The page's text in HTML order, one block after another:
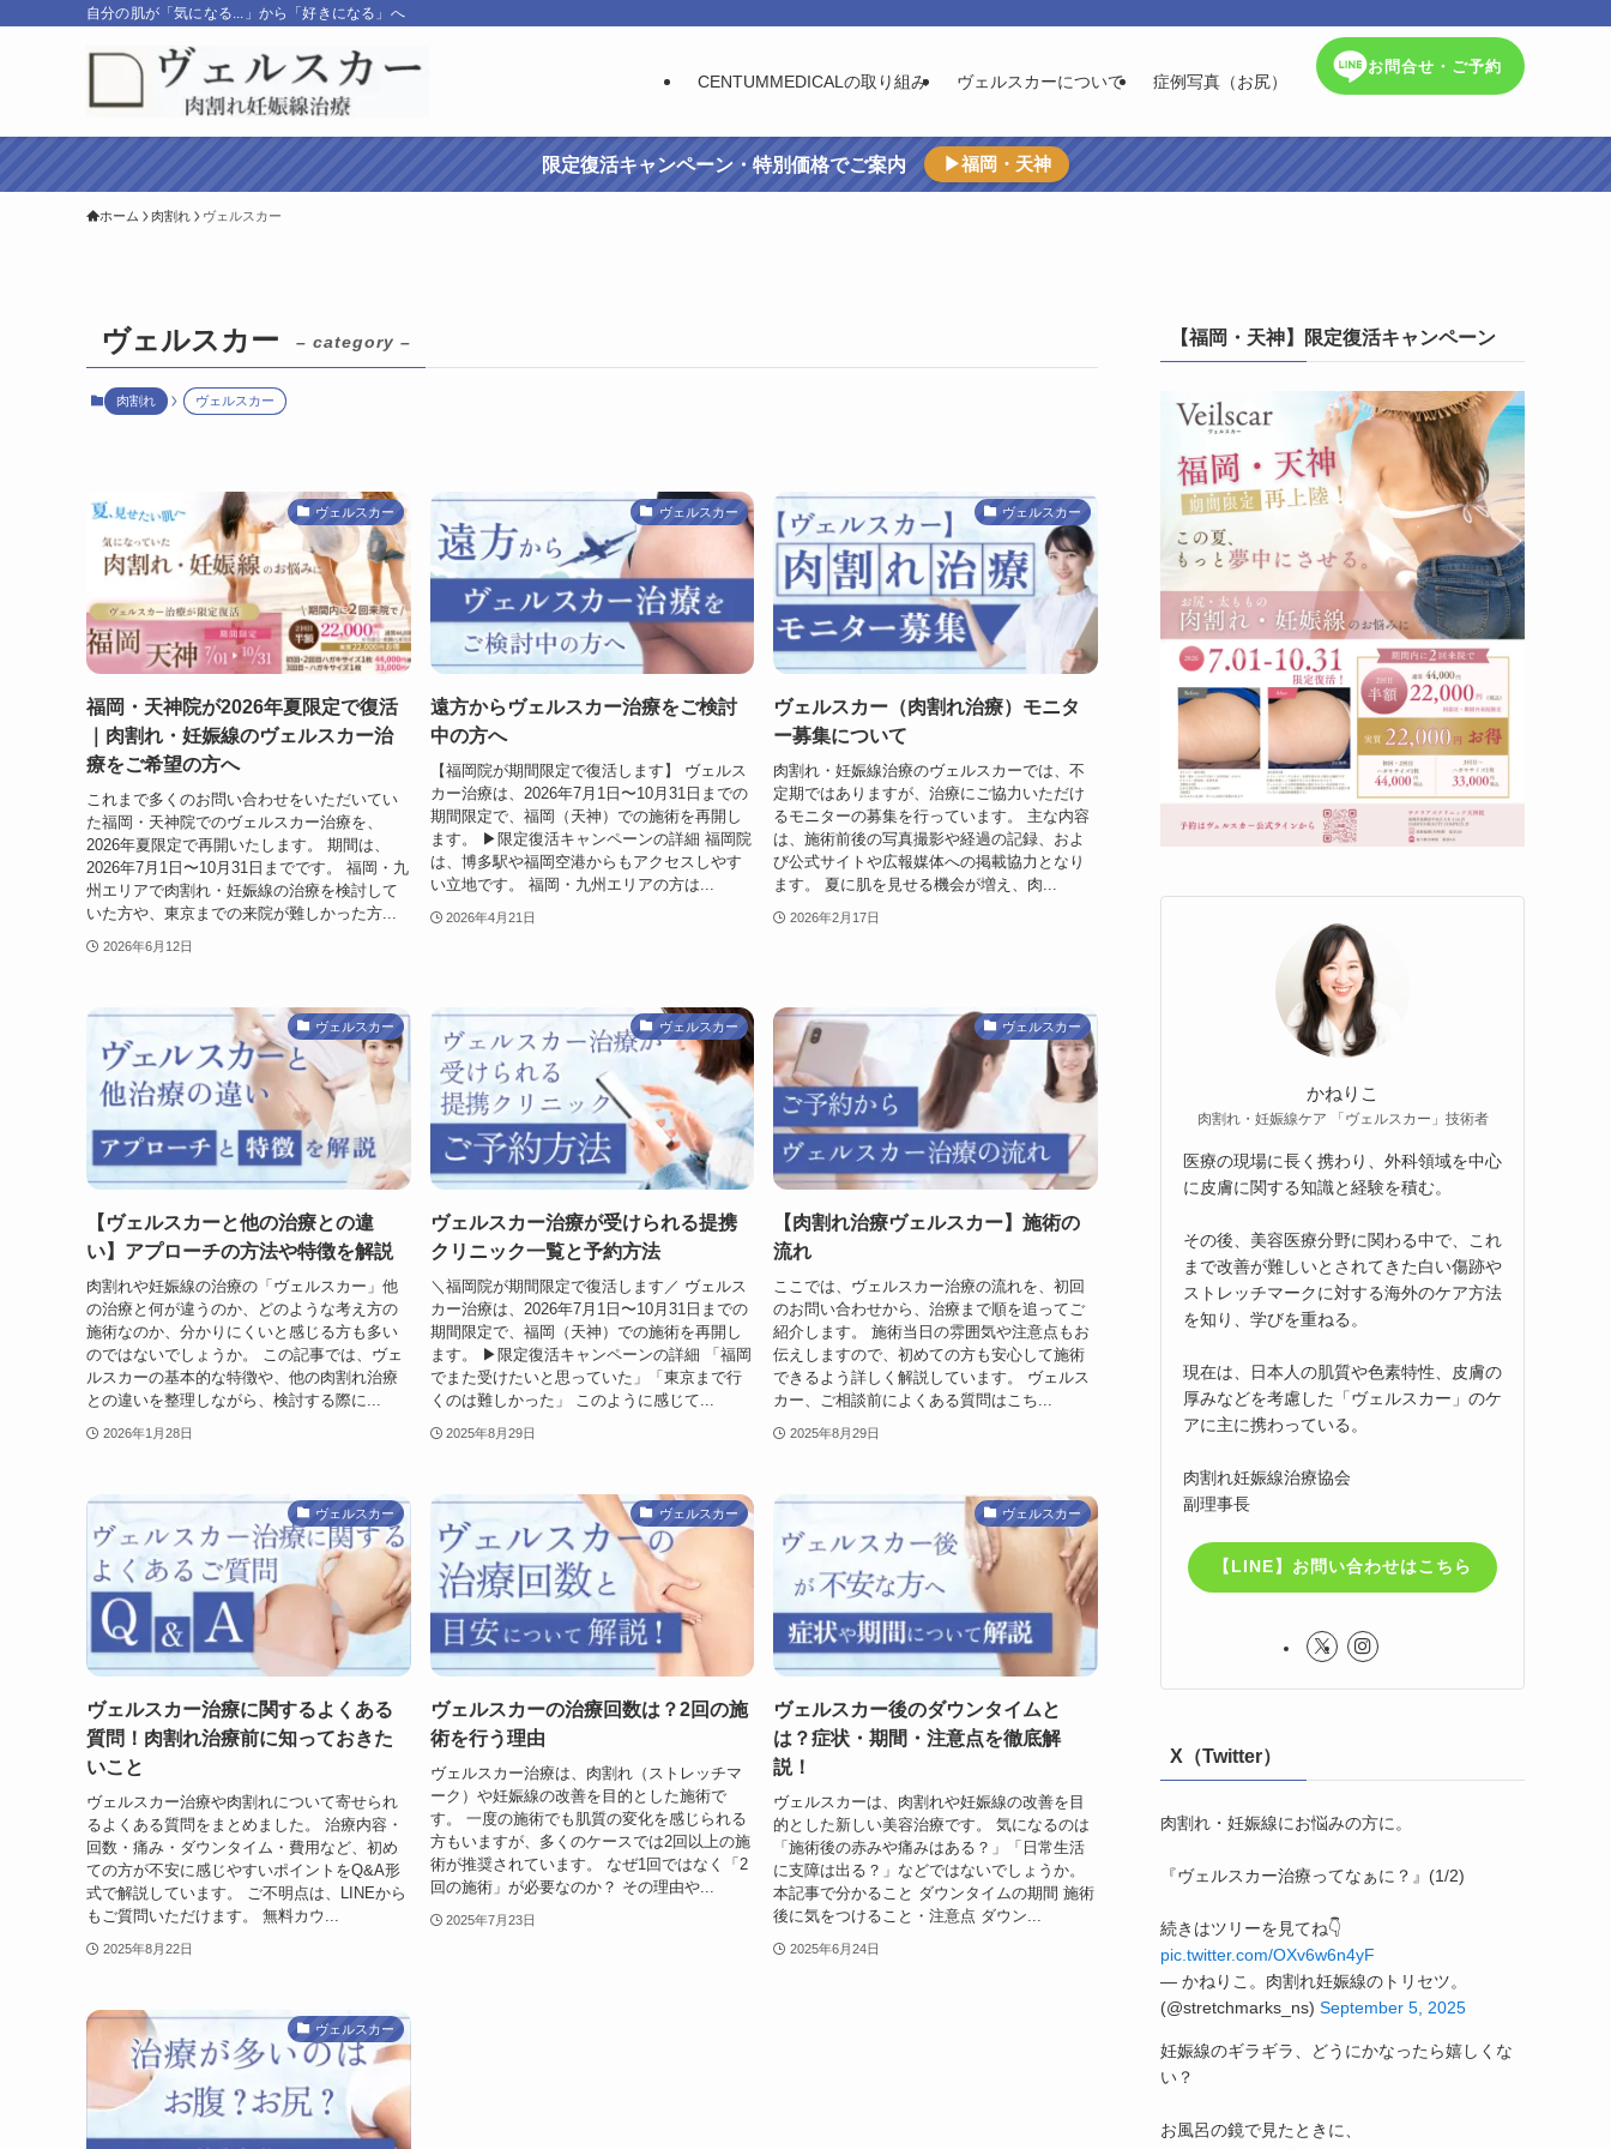
自分の肌が「気になる...」から「好きになる」へ
CENTUMMEDICALの取り組み ヴェルスカーについて 症例写真（お尻）
お問合せ・ご予約
限定復活キャンペーン・特別価格でご案内 ▶福岡・天神
ホーム 肉割れ ヴェルスカー
ヴェルスカー – category –
肉割れ ヴェルスカー
ヴェルスカー
福岡・天神院が2026年夏限定で復活
｜肉割れ・妊娠線のヴェルスカー治
療をご希望の方へ
これまで多くのお問い合わせをいただいてい
た福岡・天神院でのヴェルスカー治療を、
2026年夏限定で再開いたします。 期間は、
2026年7月1日〜10月31日までです。 福岡・九
州エリアで肉割れ・妊娠線の治療を検討して
いた方や、東京までの来院が難しかった方...
2026年6月12日
ヴェルスカー
遠方からヴェルスカー治療をご検討
中の方へ
【福岡院が期間限定で復活します】 ヴェルス
カー治療は、2026年7月1日〜10月31日までの
期間限定で、福岡（天神）での施術を再開し
ます。 ▶限定復活キャンペーンの詳細 福岡院
は、博多駅や福岡空港からもアクセスしやす
い立地です。 福岡・九州エリアの方は...
2026年4月21日
ヴェルスカー
ヴェルスカー（肉割れ治療）モニタ
ー募集について
肉割れ・妊娠線治療のヴェルスカーでは、不
定期ではありますが、治療にご協力いただけ
るモニターの募集を行っています。 主な内容
は、施術前後の写真撮影や経過の記録、およ
び公式サイトや広報媒体への掲載協力となり
ます。 夏に肌を見せる機会が増え、肉...
2026年2月17日
ヴェルスカー
【ヴェルスカーと他の治療との違
い】アプローチの方法や特徴を解説
肉割れや妊娠線の治療の「ヴェルスカー」他
の治療と何が違うのか、どのような考え方の
施術なのか、分かりにくいと感じる方も多い
のではないでしょうか。 この記事では、ヴェ
ルスカーの基本的な特徴や、他の肉割れ治療
との違いを整理しながら、検討する際に...
2026年1月28日
ヴェルスカー
ヴェルスカー治療が受けられる提携
クリニック一覧と予約方法
＼福岡院が期間限定で復活します／ ヴェルス
カー治療は、2026年7月1日〜10月31日までの
期間限定で、福岡（天神）での施術を再開し
ます。 ▶限定復活キャンペーンの詳細 「福岡
でまた受けたいと思っていた」「東京まで行
くのは難しかった」 このように感じて...
2025年8月29日
ヴェルスカー
【肉割れ治療ヴェルスカー】施術の
流れ
ここでは、ヴェルスカー治療の流れを、初回
のお問い合わせから、治療まで順を追ってご
紹介します。 施術当日の雰囲気や注意点もお
伝えしますので、初めての方も安心して施術
できるよう詳しく解説しています。 ヴェルス
カー、ご相談前によくある質問はこち...
2025年8月29日
ヴェルスカー
ヴェルスカー治療に関するよくある
質問！肉割れ治療前に知っておきた
いこと
ヴェルスカー治療や肉割れについて寄せられ
るよくある質問をまとめました。 治療内容・
回数・痛み・ダウンタイム・費用など、初め
ての方が不安に感じやすいポイントをQ&A形
式で解説しています。 ご不明点は、LINEから
もご質問いただけます。 無料カウ...
2025年8月22日
ヴェルスカー
ヴェルスカーの治療回数は？2回の施
術を行う理由
ヴェルスカー治療は、肉割れ（ストレッチマ
ーク）や妊娠線の改善を目的とした施術で
す。 一度の施術でも肌質の変化を感じられる
方もいますが、多くのケースでは2回以上の施
術が推奨されています。 なぜ1回ではなく「2
回の施術」が必要なのか？ その理由や...
2025年7月23日
ヴェルスカー
ヴェルスカー後のダウンタイムと
は？症状・期間・注意点を徹底解
説！
ヴェルスカーは、肉割れや妊娠線の改善を目
的とした新しい美容治療です。 気になるのは
「施術後の赤みや痛みはある？」「日常生活
に支障は出る？」などではないでしょうか。
本記事で分かること ダウンタイムの期間 施術
後に気をつけること・注意点 ダウン...
2025年6月24日
ヴェルスカー
【福岡・天神】限定復活キャンペーン
かねりこ
肉割れ・妊娠線ケア 「ヴェルスカー」技術者
医療の現場に長く携わり、外科領域を中心
に皮膚に関する知識と経験を積む。
その後、美容医療分野に関わる中で、これ
まで改善が難しいとされてきた白い傷跡や
ストレッチマークに対する海外のケア方法
を知り、学びを重ねる。
現在は、日本人の肌質や色素特性、皮膚の
厚みなどを考慮した「ヴェルスカー」のケ
アに主に携わっている。
肉割れ妊娠線治療協会
副理事長
【LINE】お問い合わせはこちら
X（Twitter）
肉割れ・妊娠線にお悩みの方に。
『ヴェルスカー治療ってなぁに？』(1/2)
続きはツリーを見てね👇
pic.twitter.com/OXv6w6n4yF
— かねりこ。肉割れ妊娠線のトリセツ。
(@stretchmarks_ns) September 5, 2025
妊娠線のギラギラ、どうにかなったら嬉しくな
い？
お風呂の鏡で見たときに、